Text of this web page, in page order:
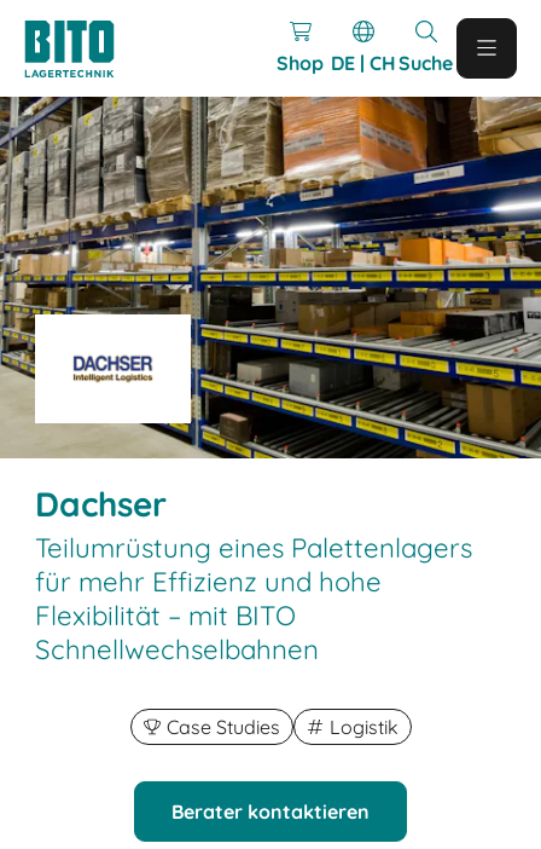
Shop DE | CHSuche
Dachser
Teilumrüstung eines Palettenlagers
für mehr Effizienz und hohe
Flexibilität – mit BITO
Schnellwechselbahnen
Case Studies Logistik
Berater kontaktieren